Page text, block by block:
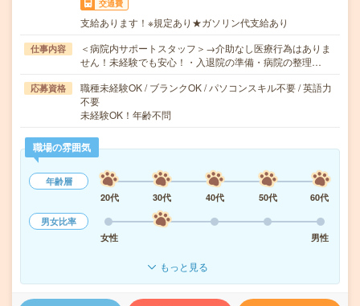
交通費
支給あります！※規定あり★ガソリン代支給あり
仕事内容
＜病院内サポートスタッフ＞→介助なし医療行為はありま
せん！未経験でも安心！・入退院の準備・病院の整理…
応募資格
職種未経験OK / ブランクOK / パソコンスキル不要 / 英語力
不要
未経験OK！年齢不問
職場の雰囲気
年齢層
20代
30代 40代 50代
60代
男女比率
女性
男性
もっと見る